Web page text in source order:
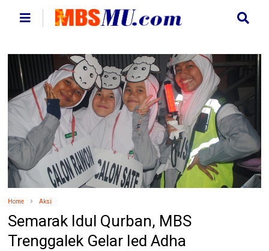
Home Aksi
Semarak Idul Qurban, MBS
Trenggalek Gelar Ied Adha